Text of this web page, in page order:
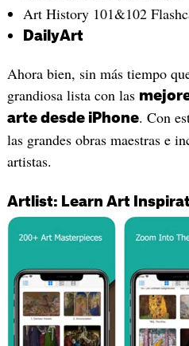
‎Art History 101&102
DailyArt
Ahora bien, sin más tiempo
grandiosa lista con las
arte desde iPhone. Con
las grandes obras maestras e
artistas.
Artlist: Learn Art